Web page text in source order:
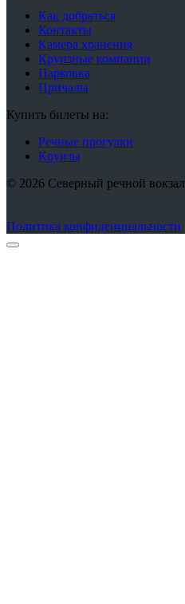
Как добраться
Контакты
Камера хранения
Круизные компании
Парковка
Причалы
Купить билеты на:
Речные прогулки
Круизы
© 2026 Северный речной вокзал
Политика конфиденциальности